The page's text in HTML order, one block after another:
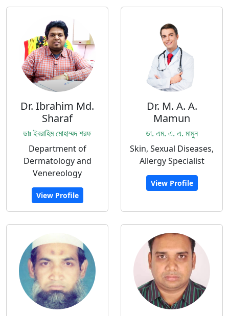
Dr. Ibrahim Md.
Sharaf
ডাঃ ইবরাহিম মোহাম্মদ শরফ
Department of
Dermatology and
Venereology
View Profile
Dr. M. A. A.
Mamun
ডা. এম. এ. এ. মামুন
Skin, Sexual Diseases,
Allergy Specialist
View Profile